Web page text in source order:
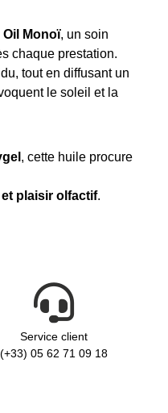
Monoï, un soin
chaque prestation.
tout en diffusant un
le soleil et la
, cette huile procure
plaisir olfactif.
Service client
(+33) 05 62 71 09 18